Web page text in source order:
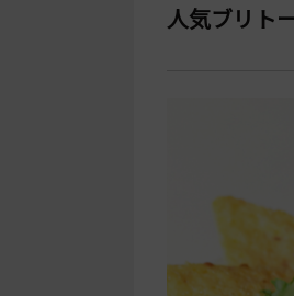
人気ブリト